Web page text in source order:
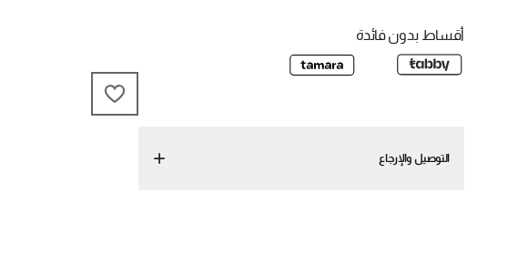
48" Round
أقساط بدون فائدة
التوصيل والإرجاع